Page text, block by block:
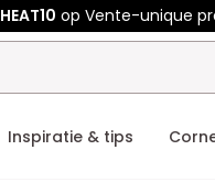
HEAT10 op Vente-unique
Inspiratie & tips